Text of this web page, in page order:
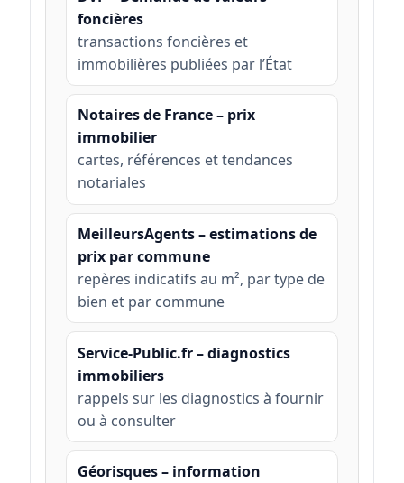
foncières
transactions foncières et
immobilières publiées par l’État
Notaires de France – prix
immobilier
cartes, références et tendances
notariales
MeilleursAgents – estimations de
prix par commune
repères indicatifs au m², par type de
bien et par commune
Service-Public.fr – diagnostics
immobiliers
rappels sur les diagnostics à fournir
ou à consulter
Géorisques – information